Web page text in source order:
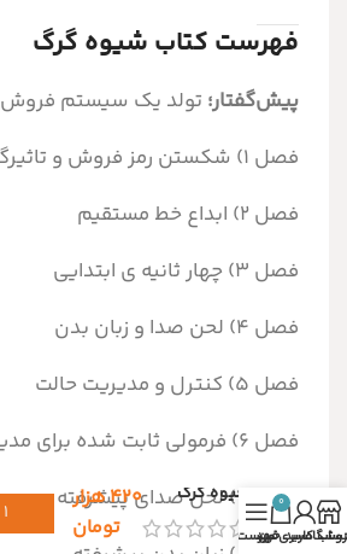
فهرست کتاب شیوه گرگ
پیش‌گفتار؛ تولد یک سیستم فروش
فصل ۱) شکستن رمز فروش و تاثیرگذاری
فصل ۲) ابداع خط مستقیم
فصل ۳) چهار ثانیه ی ابتدایی
فصل ۴) لحن صدا و زبان بدن
فصل ۵) کنترل و مدیریت حالت
فصل ۶) فرمولی ثابت شده برای مدیریت حالت
فصل ۷) لحن صدای پیشرفته شیوه گرگ ۴۲۰هزار
تومان
کاربری من
0
سبد خریدفهرست